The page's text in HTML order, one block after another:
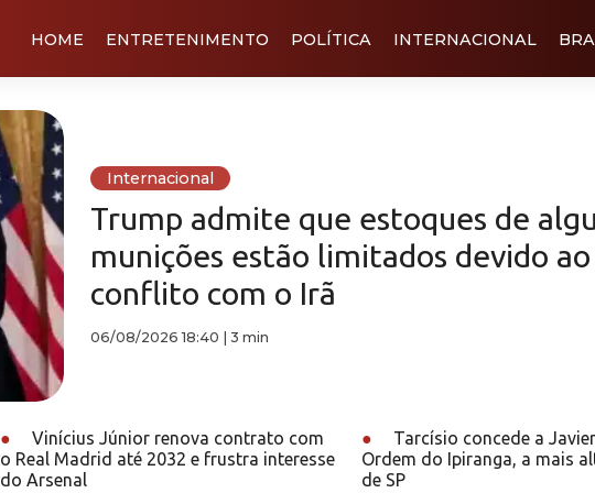
HOME ENTRETENIMENTO POLÍTICA INTERNACIONAL
Internacional
Trump admite que estoques de
munições estão limitados devido ao
conflito com o Irã
06/08/2026 18:40 3 min
●
Vinícius Júnior renova contrato com
o Real Madrid até 2032 e frustra interesse
do Arsenal
●
Tarcísio concede a
Ordem do Ipiranga, a mais
de SP